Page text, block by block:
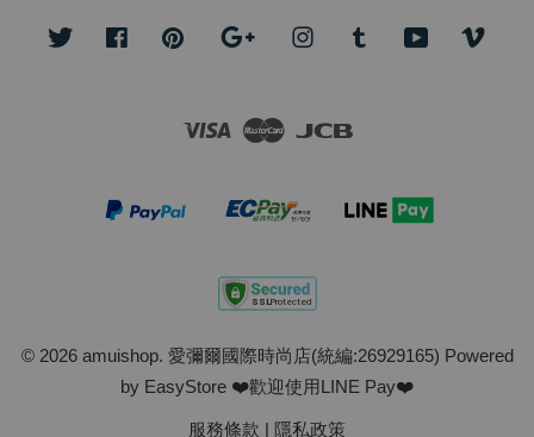
Twitter FacebookPinterest Google InstagramTumblr YouTube
Visa Master
© 2026 amuishop. 愛彌爾國際時尚店(統編:26929165) Powered
by EasyStore ❤️歡迎使用LINE Pay❤️
服務條款 | 隱私政策